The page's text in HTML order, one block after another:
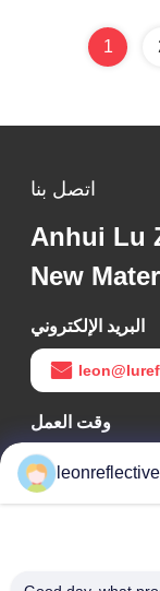
1
اتصل بنا
Anhui Lu
New
البريد الإلكتروني
وقت العمل
9:00-18:00
عنواننا
leonreflective